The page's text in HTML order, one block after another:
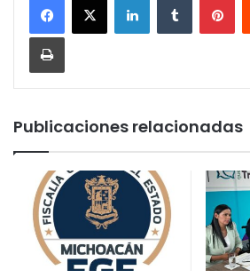
Imprimir
Publicaciones relacionadas